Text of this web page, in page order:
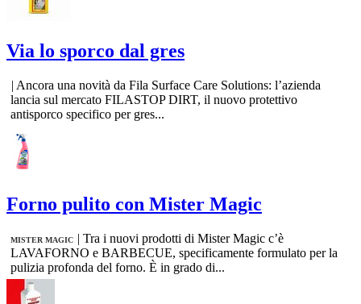
Via lo sporco dal gres
| Ancora una novità da Fila Surface Care Solutions: l’azienda
lancia sul mercato FILASTOP DIRT, il nuovo protettivo
antisporco specifico per gres...
Forno pulito con Mister Magic
MISTER MAGIC | Tra i nuovi prodotti di Mister Magic c’è
LAVAFORNO e BARBECUE, specificamente formulato per la
pulizia profonda del forno. È in grado di...